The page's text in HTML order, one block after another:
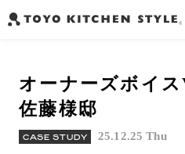
オープンキッチン
アイランド
ペニンシュラキッチン
セパレートキッチン
並列型キ
システムキッチン
家具・照明・タイル
バス・洗面
実例から探す
オーナーズボイ
佐藤様邸
CASE STUDY 25.12.25 Thu